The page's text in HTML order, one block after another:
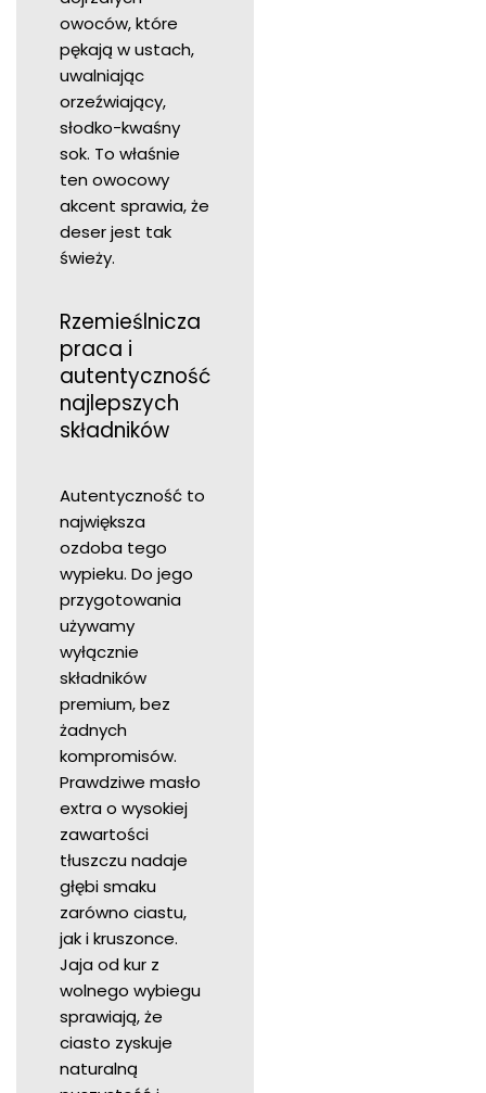
owoców, które
pękają w ustach,
uwalniając
orzeźwiający,
słodko-kwaśny
sok. To właśnie
ten owocowy
akcent sprawia, że
deser jest tak
świeży.
Rzemieślnicza
praca i
autentyczność
najlepszych
składników
Autentyczność to
największa
ozdoba tego
wypieku. Do jego
przygotowania
używamy
wyłącznie
składników
premium, bez
żadnych
kompromisów.
Prawdziwe masło
extra o wysokiej
zawartości
tłuszczu nadaje
głębi smaku
zarówno ciastu,
jak i kruszonce.
Jaja od kur z
wolnego wybiegu
sprawiają, że
ciasto zyskuje
naturalną